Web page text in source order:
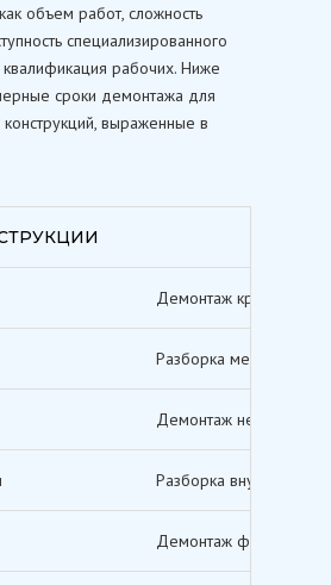
объем работ, сложность
специализированного
рабочих. Ниже
сроки демонтажа для
выраженные в
Демонтаж кровельных
Разборка межэтажных
Демонтаж несущих и
Разборка внутренних
Демонтаж